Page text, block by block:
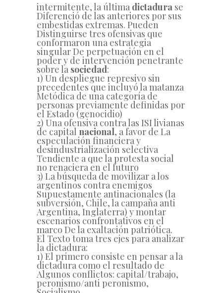
intermitente, la última dictadura se
Diferenció de las anteriores por sus
embestidas extremas. Pueden
Distinguirse tres ofensivas que
conformaron una estrategia
singular De perpetuación en el
poder y de intervención penetrante
sobre la sociedad:
1) Un despliegue represivo sin
precedentes que incluyó la matanza
Metódica de una categoría de
personas previamente definidas por
el Estado (genocidio)
2) Una ofensiva contra las ISI livianas
de capital nacional, a favor de La
especulación financiera y
desindustrialización selectiva
Tendiente a que la protesta social
no renaciera en el futuro
3) La búsqueda de movilizar a los
argentinos contra enemigos
Supuestamente antinacionales (la
subversión, Chile, la campaña anti
Argentina, Inglaterra) y montar
escenarios confrontativos en el
marco De la exaltación patriótica.
El Texto toma tres ejes para analizar
la dictadura:
1) El primero consiste en pensar a la
dictadura como el resultado de
Algunos conflictos: capital/trabajo,
peronismo/anti peronismo,